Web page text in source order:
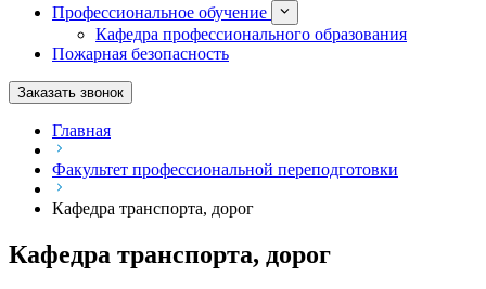
Профессиональное обучение
Кафедра профессионального образования
Пожарная безопасность
Заказать звонок
Главная
Факультет профессиональной переподготовки
Кафедра транспорта, дорог
Кафедра транспорта, дорог